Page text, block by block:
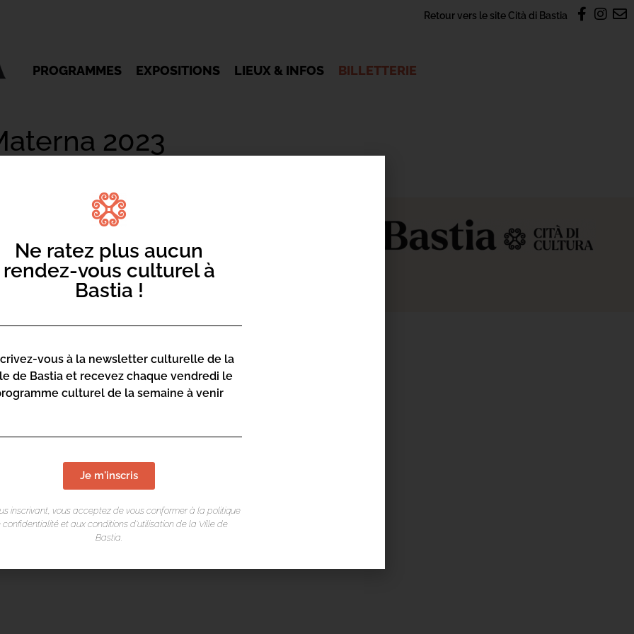
Retour vers le site Cità di Bastia
PROGRAMMES EXPOSITIONS LIEUX & INFOS BILLETTERIE
2023
Mentions légales/Cookie/ Réalisation Corsicaweb
Ne ratez plus aucun
rendez-vous culturel à
Bastia !
vous à la newsletter culturelle de la
de Bastia et recevez chaque vendredi le
culturel de la semaine à venir
Je m'inscris
inscrivant, vous acceptez de vous conformer à la politique
confidentialité et aux conditions d’utilisation de la Ville de
Bastia.